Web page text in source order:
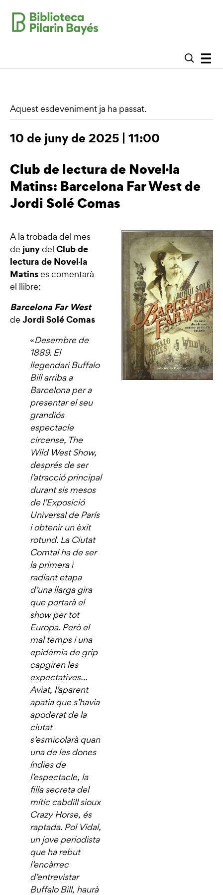
Aquest esdeveniment ja ha passat.
10 de juny de 2025 | 11:00
Club de lectura de Novel·la
Matins: Barcelona Far West de
Jordi Solé Comas
A la trobada del mes
de junydel Club de
lectura de Novel·la
Matinses comentarà
el llibre:
Barcelona Far West
de Jordi Solé Comas
«Desembre de
1889. El
llegendari Buffalo
Bill arriba a
Barcelona per a
presentar el seu
grandiós
espectacle
circense, The
Wild West Show,
després de ser
l’atracció principal
durant sis mesos
de l’Exposició
Universal de París
i obtenir un èxit
rotund. La Ciutat
Comtal ha de ser
la primera i
radiant etapa
d’una llarga gira
que portarà el
show per tot
Europa. Però el
mal temps i una
epidèmia de grip
capgiren les
expectatives…
Aviat, l’aparent
apatia que s’havia
apoderat de la
ciutat
s’esmicolarà quan
una de les dones
índies de
l’espectacle, la
filla secreta del
mític cabdill sioux
Crazy Horse, és
raptada. Pol Vidal,
un jove periodista
que ha rebut
l’encàrrec
d’entrevistar
Buffalo Bill, haurà